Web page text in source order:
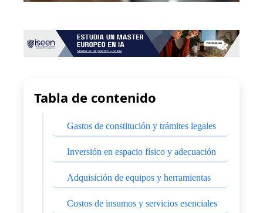
Tabla de contenido
Gastos de constitución y trámites legales
Inversión en espacio físico y adecuación
Adquisición de equipos y herramientas
Costos de insumos y servicios esenciales